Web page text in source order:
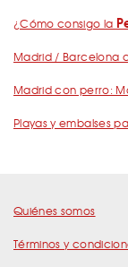
¿Cómo consigo la
Madrid / Barcelona
Madrid con perro:
Playas y embalses
Quiénes somos
Términos y